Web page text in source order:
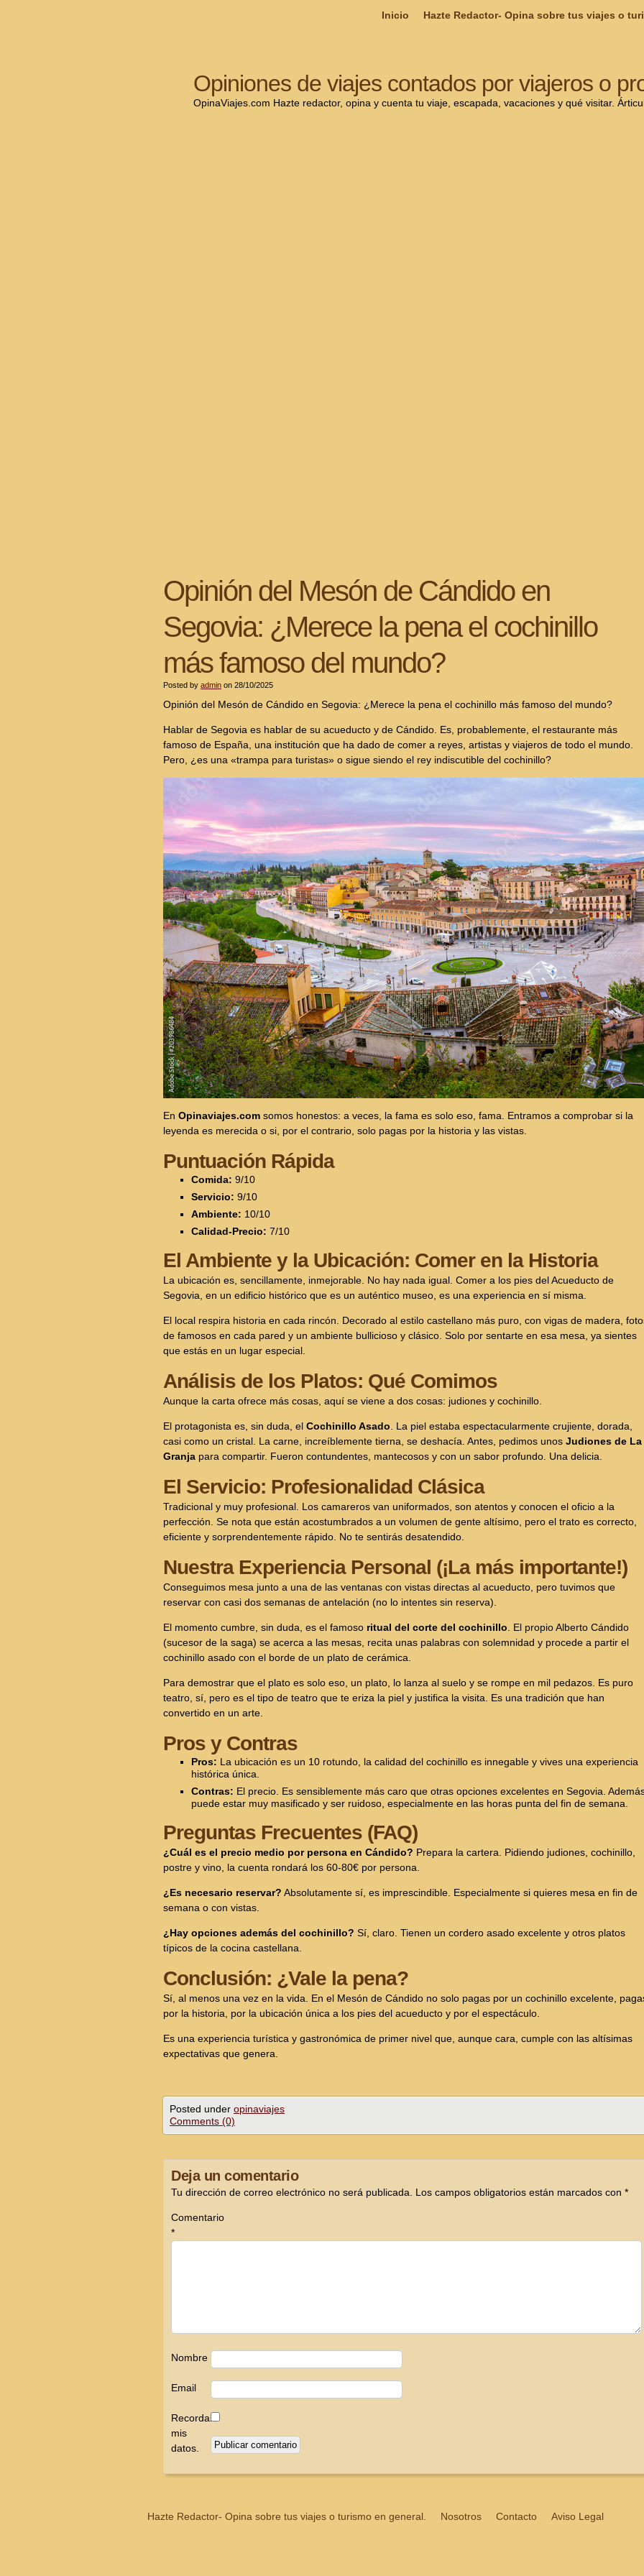
Inicio Hazte Redactor- Opina sobre tus viajes o
Opiniones de viajes contados por viajeros o
OpinaViajes.com Hazte redactor, opina y cuenta tu viaje, escapada, vacaciones y qué visitar.
Opinión del Mesón de Cándido en
Segovia: ¿Merece la pena el cochinillo
más famoso del mundo?
Posted by admin on 28/10/2025
Opinión del Mesón de Cándido en Segovia: ¿Merece la pena el cochinillo más famoso del mundo?
Hablar de Segovia es hablar de su acueducto y de Cándido. Es, probablemente, el restaurante más
famoso de España, una institución que ha dado de comer a reyes, artistas y viajeros de todo el mundo.
Pero, ¿es una «trampa para turistas» o sigue siendo el rey indiscutible del cochinillo?
En Opinaviajes.com somos honestos: a veces, la fama es solo eso, fama. Entramos a comprobar si la
leyenda es merecida o si, por el contrario, solo pagas por la historia y las vistas.
Puntuación Rápida
Comida: 9/10
Servicio: 9/10
Ambiente: 10/10
Calidad-Precio: 7/10
El Ambiente y la Ubicación: Comer en la Historia
La ubicación es, sencillamente, inmejorable. No hay nada igual. Comer a los pies del Acueducto de
Segovia, en un edificio histórico que es un auténtico museo, es una experiencia en sí misma.
El local respira historia en cada rincón. Decorado al estilo castellano más puro, con vigas de madera,
de famosos en cada pared y un ambiente bullicioso y clásico. Solo por sentarte en esa mesa, ya sientes
que estás en un lugar especial.
Análisis de los Platos: Qué Comimos
Aunque la carta ofrece más cosas, aquí se viene a dos cosas: judiones y cochinillo.
El protagonista es, sin duda, el Cochinillo Asado . La piel estaba espectacularmente crujiente, dorada,
casi como un cristal. La carne, increíblemente tierna, se deshacía. Antes, pedimos unos Judiones de La
Granja para compartir. Fueron contundentes, mantecosos y con un sabor profundo. Una delicia.
El Servicio: Profesionalidad Clásica
Tradicional y muy profesional. Los camareros van uniformados, son atentos y conocen el oficio a la
perfección. Se nota que están acostumbrados a un volumen de gente altísimo, pero el trato es correcto,
eficiente y sorprendentemente rápido. No te sentirás desatendido.
Nuestra Experiencia Personal (¡La más importante!)
Conseguimos mesa junto a una de las ventanas con vistas directas al acueducto, pero tuvimos que
reservar con casi dos semanas de antelación (no lo intentes sin reserva).
El momento cumbre, sin duda, es el famoso ritual del corte del cochinillo . El propio Alberto Cándido
(sucesor de la saga) se acerca a las mesas, recita unas palabras con solemnidad y procede a partir el
cochinillo asado con el borde de un plato de cerámica.
Para demostrar que el plato es solo eso, un plato, lo lanza al suelo y se rompe en mil pedazos. Es puro
teatro, sí, pero es el tipo de teatro que te eriza la piel y justifica la visita. Es una tradición que han
convertido en un arte.
Pros y Contras
Pros: La ubicación es un 10 rotundo, la calidad del cochinillo es innegable y vives una experiencia
histórica única.
Contras: El precio. Es sensiblemente más caro que otras opciones excelentes en Segovia.
puede estar muy masificado y ser ruidoso, especialmente en las horas punta del fin de semana.
Preguntas Frecuentes (FAQ)
¿Cuál es el precio medio por persona en Cándido? Prepara la cartera. Pidiendo judiones, cochinillo,
postre y vino, la cuenta rondará los 60-80€ por persona.
¿Es necesario reservar? Absolutamente sí, es imprescindible. Especialmente si quieres mesa en fin de
semana o con vistas.
¿Hay opciones además del cochinillo? Sí, claro. Tienen un cordero asado excelente y otros platos
típicos de la cocina castellana.
Conclusión: ¿Vale la pena?
Sí, al menos una vez en la vida. En el Mesón de Cándido no solo pagas por un cochinillo excelente,
por la historia, por la ubicación única a los pies del acueducto y por el espectáculo.
Es una experiencia turística y gastronómica de primer nivel que, aunque cara, cumple con las altísimas
expectativas que genera.
Posted under opinaviajes
Comments (0)
Deja un comentario
Tu dirección de correo electrónico no será publicada. Los campos obligatorios están marcados con *
Comentario
*
Nombre
Email
Recordar
mis
datos.
Hazte Redactor- Opina sobre tus viajes o turismo en general. Nosotros Contacto Aviso Legal